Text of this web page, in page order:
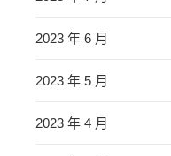
2023 年 6 月
2023 年 5 月
2023 年 4 月